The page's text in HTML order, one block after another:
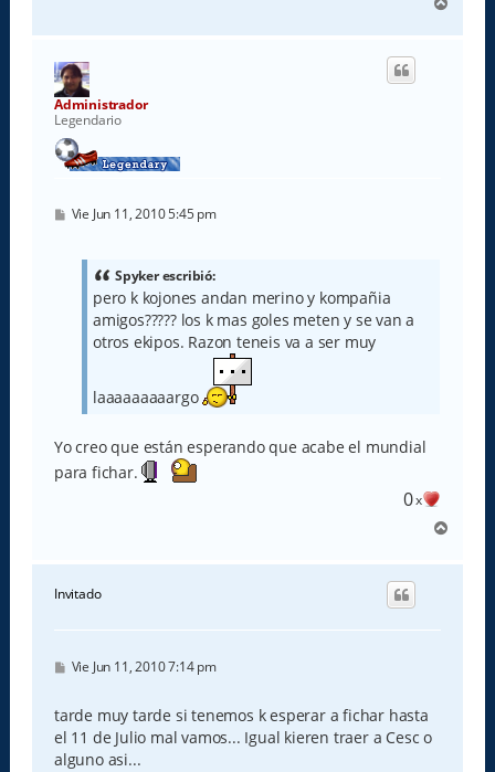
r
Administrador
Legendario
M
Vie Jun 11, 2010 5:45 pm
Spyker escribió:
pero k kojones andan merino y kompañia
amigos????? los k mas goles meten y se van a
otros ekipos. Razon teneis va a ser muy
laaaaaaaaargo
Yo creo que están esperando que acabe el mundial
para fichar.
0x
r
Invitado
M
s
a
e
Vie Jun 11, 2010 7:14 pm
tarde muy tarde si tenemos k esperar a fichar hasta
el 11 de Julio mal vamos... Igual kieren traer a Cesc o
alguno asi...